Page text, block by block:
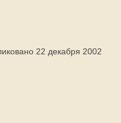
22 декабря 2002